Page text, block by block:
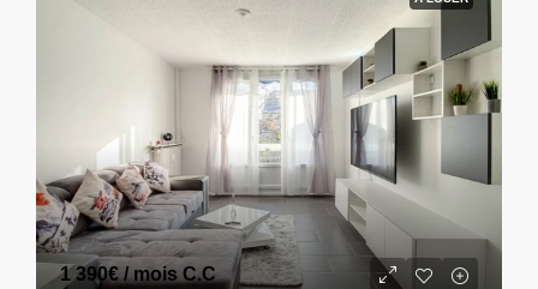
1 390€/ mois C.C